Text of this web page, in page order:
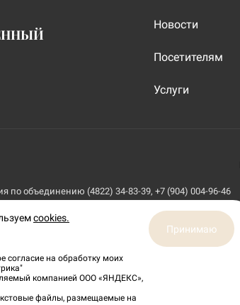
Новости
Посетителям
Услуги
по объединению (4822) 34-83-39, +7 (904) 004-96-46
cookies.
на обработку моих
компанией ООО «ЯНДЕКС»,
файлы, размещаемые на
Принимаю